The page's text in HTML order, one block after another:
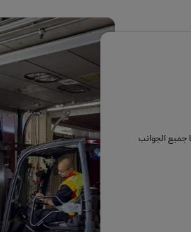
جميع الجوانب